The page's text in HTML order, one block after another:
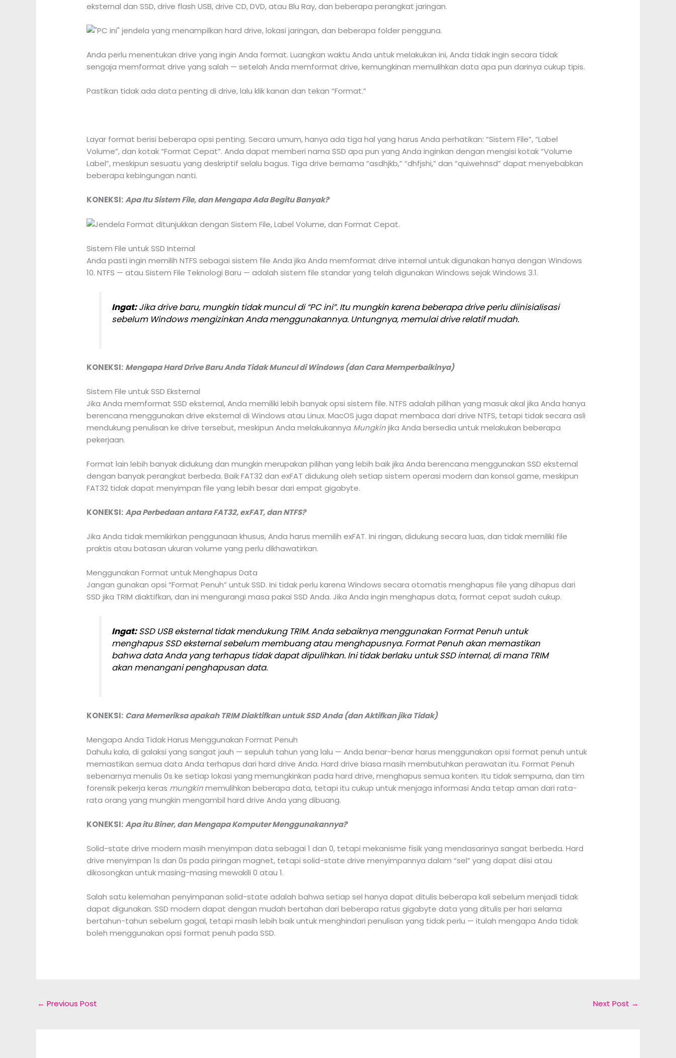
eksternal dan SSD, drive flash USB, drive CD, DVD, atau Blu Ray, dan beberapa perangkat jaringan.
Anda perlu menentukan drive yang ingin Anda format. Luangkan waktu Anda untuk melakukan ini, Anda tidak ingin secara tidak
sengaja memformat drive yang salah — setelah Anda memformat drive, kemungkinan memulihkan data apa pun darinya cukup tipis.
Pastikan tidak ada data penting di drive, lalu klik kanan dan tekan “Format.”
Layar format berisi beberapa opsi penting. Secara umum, hanya ada tiga hal yang harus Anda perhatikan: “Sistem File”, “Label
Volume”, dan kotak “Format Cepat”. Anda dapat memberi nama SSD apa pun yang Anda inginkan dengan mengisi kotak “Volume
Label”, meskipun sesuatu yang deskriptif selalu bagus. Tiga drive bernama “asdhjkb,” “dhfjshi,” dan “quiwehnsd” dapat menyebabkan
beberapa kebingungan nanti.
KONEKSI:Apa Itu Sistem File, dan Mengapa Ada Begitu Banyak?
Sistem File untuk SSD Internal
Anda pasti ingin memilih NTFS sebagai sistem file Anda jika Anda memformat drive internal untuk digunakan hanya dengan Windows
10. NTFS — atau Sistem File Teknologi Baru — adalah sistem file standar yang telah digunakan Windows sejak Windows 3.1.
Ingat:Jika drive baru, mungkin tidak muncul di “PC ini”. Itu mungkin karena beberapa drive perlu diinisialisasi
sebelum Windows mengizinkan Anda menggunakannya. Untungnya, memulai drive relatif mudah.
KONEKSI: Mengapa Hard Drive Baru Anda Tidak Muncul di Windows (dan Cara Memperbaikinya)
Sistem File untuk SSD Eksternal
Jika Anda memformat SSD eksternal, Anda memiliki lebih banyak opsi sistem file. NTFS adalah pilihan yang masuk akal jika Anda hanya
berencana menggunakan drive eksternal di Windows atau Linux. MacOS juga dapat membaca dari drive NTFS, tetapi tidak secara asli
mendukung penulisan ke drive tersebut, meskipun Anda melakukannya Mungkinjika Anda bersedia untuk melakukan beberapa
pekerjaan.
Format lain lebih banyak didukung dan mungkin merupakan pilihan yang lebih baik jika Anda berencana menggunakan SSD eksternal
dengan banyak perangkat berbeda. Baik FAT32 dan exFAT didukung oleh setiap sistem operasi modern dan konsol game, meskipun
FAT32 tidak dapat menyimpan file yang lebih besar dari empat gigabyte.
KONEKSI:Apa Perbedaan antara FAT32, exFAT, dan NTFS?
Jika Anda tidak memikirkan penggunaan khusus, Anda harus memilih exFAT. Ini ringan, didukung secara luas, dan tidak memiliki file
praktis atau batasan ukuran volume yang perlu dikhawatirkan.
Menggunakan Format untuk Menghapus Data
Jangan gunakan opsi “Format Penuh” untuk SSD. Ini tidak perlu karena Windows secara otomatis menghapus file yang dihapus dari
SSD jika TRIM diaktifkan, dan ini mengurangi masa pakai SSD Anda. Jika Anda ingin menghapus data, format cepat sudah cukup.
Ingat:SSD USB eksternal tidak mendukung TRIM. Anda sebaiknya menggunakan Format Penuh untuk
menghapus SSD eksternal sebelum membuang atau menghapusnya. Format Penuh akan memastikan
bahwa data Anda yang terhapus tidak dapat dipulihkan. Ini tidak berlaku untuk SSD internal, di mana TRIM
akan menangani penghapusan data.
KONEKSI: Cara Memeriksa apakah TRIM Diaktifkan untuk SSD Anda (dan Aktifkan jika Tidak)
Mengapa Anda Tidak Harus Menggunakan Format Penuh
Dahulu kala, di galaksi yang sangat jauh — sepuluh tahun yang lalu — Anda benar-benar harus menggunakan opsi format penuh untuk
memastikan semua data Anda terhapus dari hard drive Anda. Hard drive biasa masih membutuhkan perawatan itu. Format Penuh
sebenarnya menulis 0s ke setiap lokasi yang memungkinkan pada hard drive, menghapus semua konten. Itu tidak sempurna, dan tim
forensik pekerja keras mungkinmemulihkan beberapa data, tetapi itu cukup untuk menjaga informasi Anda tetap aman dari rata-
rata orang yang mungkin mengambil hard drive Anda yang dibuang.
KONEKSI:Apa itu Biner, dan Mengapa Komputer Menggunakannya?
Solid-state drive modern masih menyimpan data sebagai 1 dan 0, tetapi mekanisme fisik yang mendasarinya sangat berbeda. Hard
drive menyimpan 1s dan 0s pada piringan magnet, tetapi solid-state drive menyimpannya dalam “sel” yang dapat diisi atau
dikosongkan untuk masing-masing mewakili 0 atau 1.
Salah satu kelemahan penyimpanan solid-state adalah bahwa setiap sel hanya dapat ditulis beberapa kali sebelum menjadi tidak
dapat digunakan. SSD modern dapat dengan mudah bertahan dari beberapa ratus gigabyte data yang ditulis per hari selama
bertahun-tahun sebelum gagal, tetapi masih lebih baik untuk menghindari penulisan yang tidak perlu — itulah mengapa Anda tidak
boleh menggunakan opsi format penuh pada SSD.
← Previous Post Next Post →